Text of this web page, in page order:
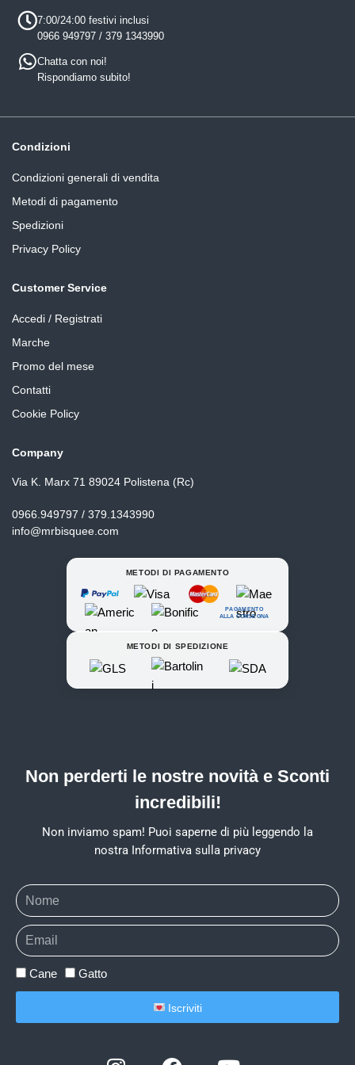
7:00/24:00 festivi inclusi
0966 949797 / 379 1343990
Chatta con noi!
Rispondiamo subito!
Condizioni
Condizioni generali di vendita
Metodi di pagamento
Spedizioni
Privacy Policy
Customer Service
Accedi / Registrati
Marche
Promo del mese
Contatti
Cookie Policy
Company
Via K. Marx 71 89024 Polistena (Rc)
0966.949797 / 379.1343990
info@mrbisquee.com
METODI DI PAGAMENTO
PAGAMENTO
ALLA CONSEGNA
METODI DI SPEDIZIONE
Non perderti le nostre novità e Sconti
incredibili!
Non inviamo spam! Puoi saperne di più leggendo la
nostra Informativa sulla privacy
Cane Gatto
Iscriviti